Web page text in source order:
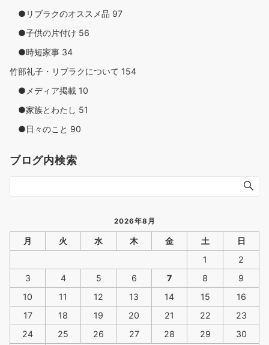
●リブラクのオススメ品 97
●子供の片付け 56
●時短家事 34
竹部礼子・リブラクについて 154
●メディア掲載 10
●家族とわたし 51
●日々のこと 90
ブログ内検索
2026年8月
月 火 水 木 金 土
日
1
2
3
4 5 6 7 8
9
10
11 12 13 14 15
16
17
18 19 20 21 22
23
24
25 26 27 28 29 30